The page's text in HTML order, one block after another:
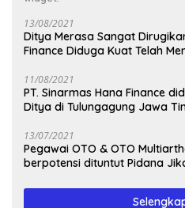
13/08/2021
Ditya Merasa Sangat
Finance Diduga Kuat Telah
11/08/2021
PT. Sinarmas Hana Finance
Ditya di Tulungagung Jawa
13/07/2021
Pegawai OTO & OTO Multiartha Cabang Kediri,
berpotensi dituntut Pidana